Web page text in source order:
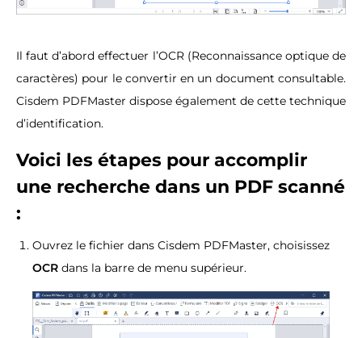
Il faut d’abord effectuer l’OCR (Reconnaissance optique de
caractères) pour le convertir en un document consultable.
Cisdem PDFMaster dispose également de cette technique
d’identification.
Voici les étapes pour accomplir
une recherche dans un PDF scanné
:
Ouvrez le fichier dans Cisdem PDFMaster, choisissez
OCR dans la barre de menu supérieur.